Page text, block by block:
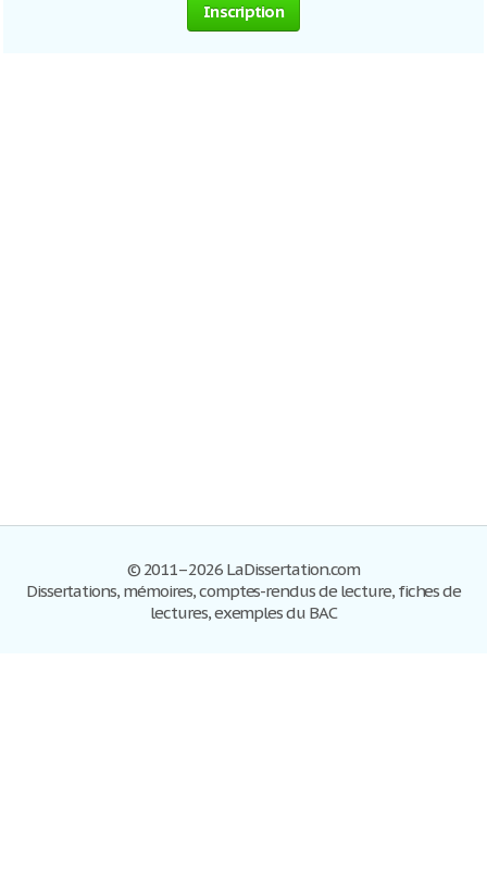
Inscription
© 2011–2026 LaDissertation.com
Dissertations, mémoires, comptes-rendus de lecture, fiches de
lectures, exemples du BAC